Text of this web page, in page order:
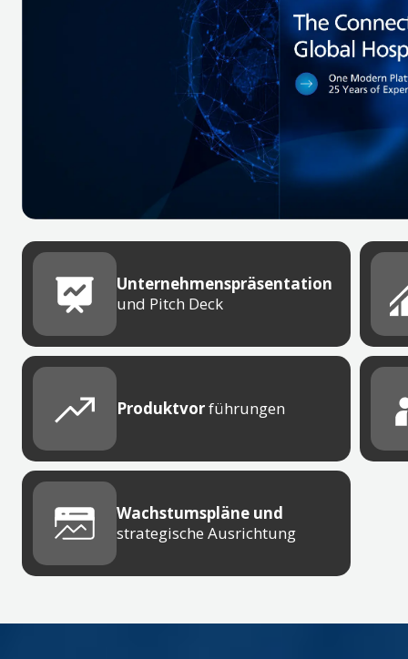
Unternehmenspräsentation
und Pitch Deck
Produktvorführungen
Wachstumspläne und
strategische Ausrichtung